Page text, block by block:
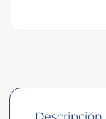
Descripción